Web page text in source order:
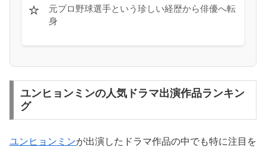
⭐
元プロ野球選手という珍しい経歴から俳優へ転
身
ユンヒョンミンの人気ドラマ出演作品ランキン
グ
ユンヒョンミンが出演したドラマ作品の中でも特に注目を